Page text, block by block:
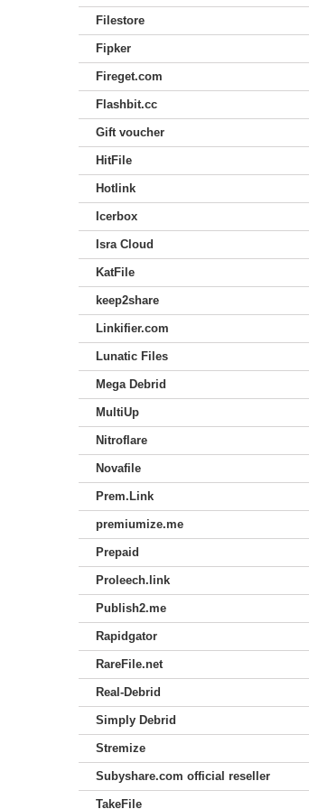
Filestore
Fipker
Fireget.com
Flashbit.cc
Gift voucher
HitFile
Hotlink
Icerbox
Isra Cloud
KatFile
keep2share
Linkifier.com
Lunatic Files
Mega Debrid
MultiUp
Nitroflare
Novafile
Prem.Link
premiumize.me
Prepaid
Proleech.link
Publish2.me
Rapidgator
RareFile.net
Real-Debrid
Simply Debrid
Stremize
Subyshare.com official reseller
TakeFile